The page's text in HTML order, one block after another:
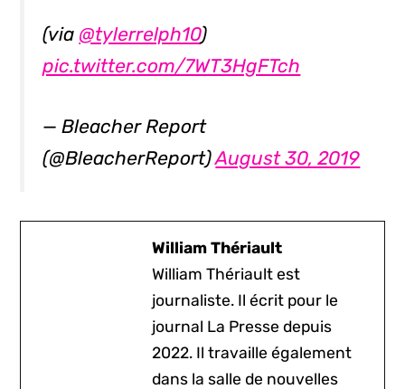
(via @tylerrelph10)
pic.twitter.com/7WT3HgFTch
— Bleacher Report
(@BleacherReport)August 30, 2019
William Thériault
William Thériault est
journaliste. Il écrit pour le
journal La Presse depuis
2022. Il travaille également
dans la salle de nouvelles